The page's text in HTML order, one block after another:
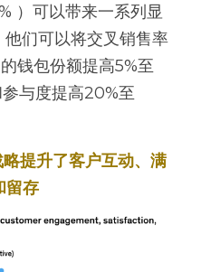
）可以带来一系列显
们可以将交叉销售率
钱包份额提高5%至
与度提高20%至
提升了客户互动、满
留存